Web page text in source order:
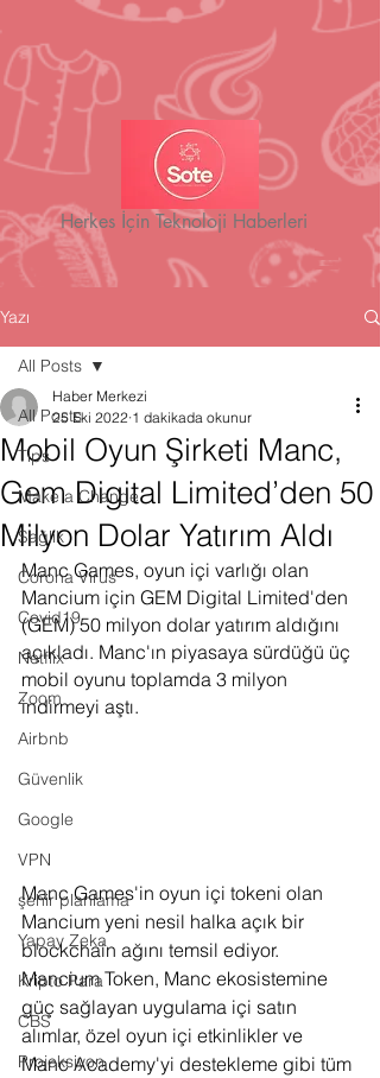
Herkes İçin Teknoloji Haberleri
Yazı
All Posts
Tips
Make a Change
Sağlık
Corona Virus
Covid19
Netflix
Zoom
Airbnb
Güvenlik
Google
VPN
şehir planlama
Yapay Zeka
Kripto Para
CBS
Projeksiyon
All Posts
Mobil Oyun Şirketi Manc,
Gem Digital Limited’den 50
Milyon Dolar Yatırım Aldı
Haber Merkezi
25 Eki 2022 1 dakikada okunur
Manc Games, oyun içi varlığı olan
Mancium için GEM Digital Limited'den
(GEM) 50 milyon dolar yatırım aldığını
açıkladı. Manc'ın piyasaya sürdüğü üç
mobil oyunu toplamda 3 milyon
indirmeyi aştı.
Manc Games'in oyun içi tokeni olan
Mancium yeni nesil halka açık bir
blockchain ağını temsil ediyor.
Mancium Token, Manc ekosistemine
güç sağlayan uygulama içi satın
alımlar, özel oyun içi etkinlikler ve
Manc Academy'yi destekleme gibi tüm